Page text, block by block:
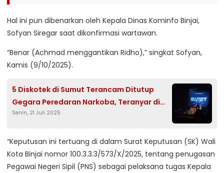
Hal ini pun dibenarkan oleh Kepala Dinas Kominfo Binjai,
Sofyan Siregar saat dikonfirmasi wartawan.
“Benar (Achmad menggantikan Ridho),” singkat Sofyan,
Kamis (9/10/2025).
5 Diskotek di Sumut Terancam Ditutup
Gegara Peredaran Narkoba, Teranyar di
Langkat dan Batu Bara
Senin, 21 Juli 2025
“Keputusan ini tertuang di dalam Surat Keputusan (SK) Wali
Kota Binjai nomor 100.3.3.3/573/X/2025, tentang penugasan
Pegawai Negeri Sipil (PNS) sebagai pelaksana tugas Kepala